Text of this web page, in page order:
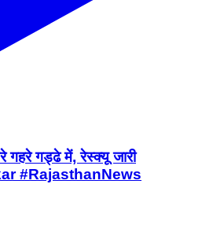
गड्ढे में, रेस्क्यू जारी
#RajasthanNews